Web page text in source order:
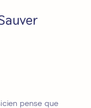
pense que